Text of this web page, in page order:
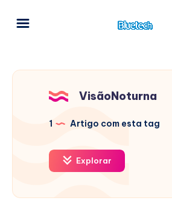
VisãoNoturna
1 Artigo com esta tag
Explorar